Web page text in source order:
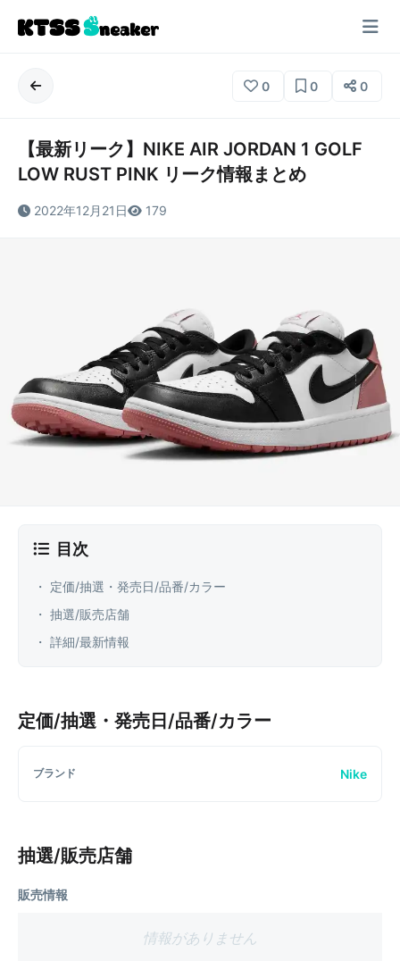
0 0 0
【最新リーク】NIKE AIR JORDAN 1 GOLF
LOW RUST PINK リーク情報まとめ
2022年12月21日 179
目次
・ 定価/抽選・発売日/品番/カラー
・ 抽選/販売店舗
・ 詳細/最新情報
定価/抽選・発売日/品番/カラー
ブランド Nike
抽選/販売店舗
販売情報
情報がありません